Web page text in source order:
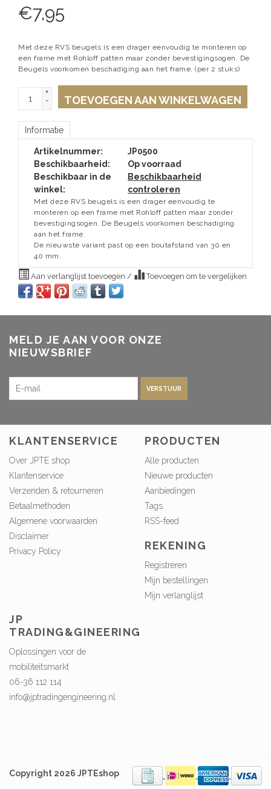
€7,95
Met deze RVS beugels is een drager eenvoudig te monteren op
een frame met Rohloff patten maar zonder bevestigingsogen. De
Beugels voorkomen beschadiging aan het frame. (per 2 stuks)
+
-
TOEVOEGEN AAN WINKELWAGEN
Informatie
Artikelnummer:
JP0500
Beschikbaarheid:
Op voorraad
Beschikbaar in de
winkel:
Beschikbaarheid
controleren
Met deze RVS beugels is een drager eenvoudig te
monteren op een frame met Rohloff patten maar zonder
bevestigingsogen. De Beugels voorkomen beschadiging
aan het frame.
De nieuwste variant past op een boutafstand van 30 en
40 mm.
Aan verlanglijst toevoegen / Toevoegen om te vergelijken
MELD JE AAN VOOR ONZE
NIEUWSBRIEF
VERSTUUR
KLANTENSERVICE
Over JPTE shop
Klantenservice
Verzenden & retourneren
Betaalmethoden
Algemene voorwaarden
Disclaimer
Privacy Policy
PRODUCTEN
Alle producten
Nieuwe producten
Aanbiedingen
Tags
RSS-feed
REKENING
Registreren
Mijn bestellingen
Mijn verlanglijst
JP
TRADING&GINEERING
Oplossingen voor de
mobiliteitsmarkt
06-36 112 114
info@jptradingengineering.nl
Copyright 2026 JPTEshop